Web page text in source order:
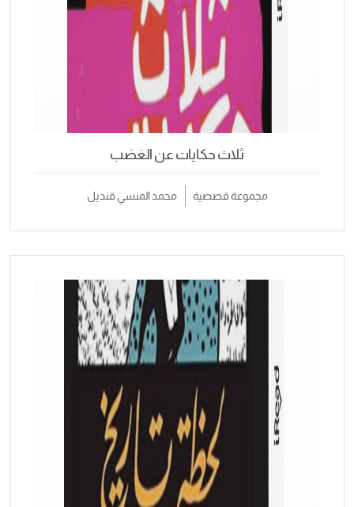
ثلاث حكايات عن الغضب
مجموعة قصصية محمد المنسي قنديل